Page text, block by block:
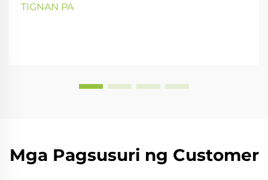
TIGNAN PA
Mga Pagsusuri ng Customer